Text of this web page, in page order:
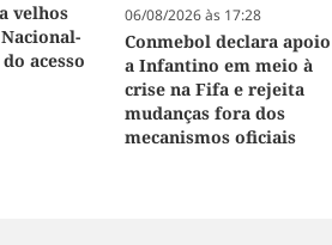
velhos
acesso
06/08/2026 às 17:28
Conmebol declara apoio
a Infantino em meio à
crise na Fifa e rejeita
mudanças fora dos
mecanismos oficiais